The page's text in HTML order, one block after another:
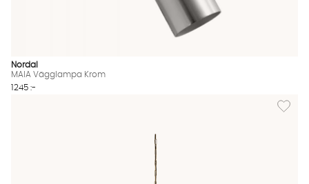
Nordal
MAIA Vägglampa Krom
1245 :-
Lägg